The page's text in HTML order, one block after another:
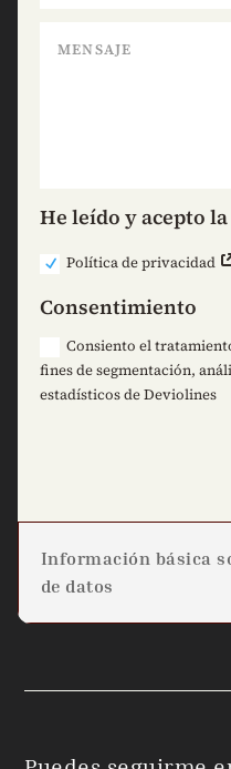
He leído y acepto la
Política de privacidad
Consentimiento
Consiento el
fines de segmentación,
estadísticos de Deviolines
Información básica
de datos